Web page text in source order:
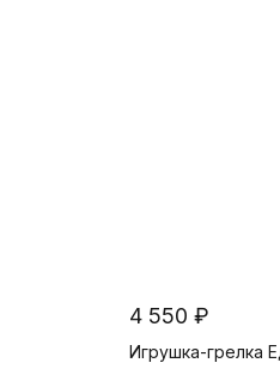
4 550 ₽
Игрушка-грелка